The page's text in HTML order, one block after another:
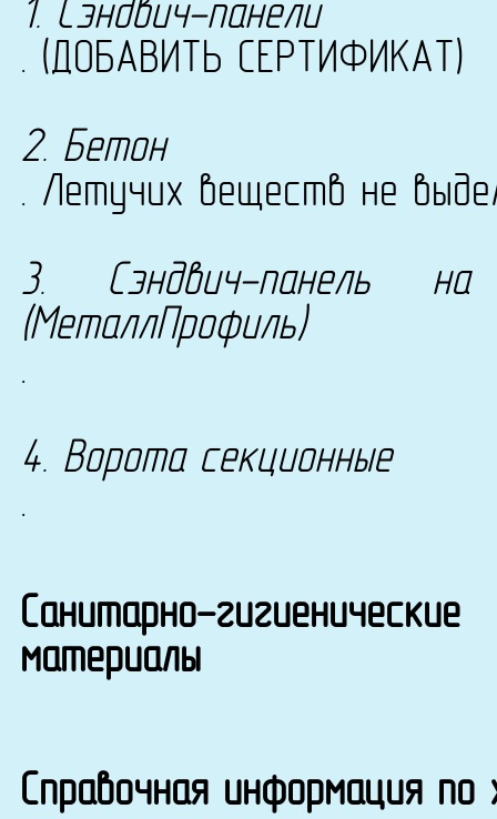
1. Сэндвич-панели
. (ДОБАВИТЬ СЕРТИФИКАТ)
2. Бетон
. Летучих веществ не
3. Сэндвич-панель на
(МеталлПрофиль)
.
4. Ворота секционные
.
Санитарно-
материалы
Справочная информация